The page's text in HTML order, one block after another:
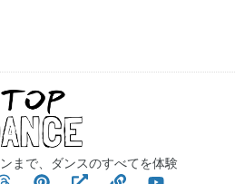
まで、ダンスのすべてを体験